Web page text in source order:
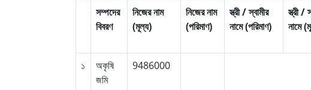
সম্পদের
বিবরণ
নিজের নাম
(মূল্য)
নিজের নাম
(পরিমাণ)
স্ত্রী / স্বামীর
নামে (পরিমাণ)
স্ত্রী /
নামে
১
অকৃষি
জমি
9486000